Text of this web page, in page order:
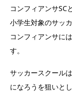
コンフィアンサSC
小学生対象のサッ
コンフィアンサに
す。
サッカースクール
になろうを狙いと